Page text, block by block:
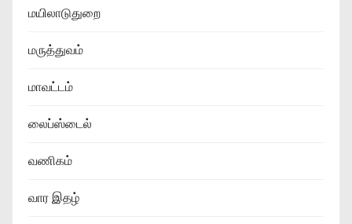
மயிலாடுதுறை
மருத்துவம்
மாவட்டம்
லைப்ஸ்டைல்
வணிகம்
வார இதழ்